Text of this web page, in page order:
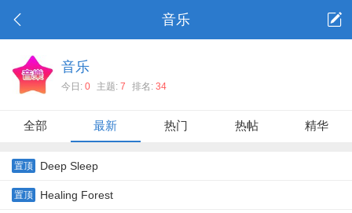
音乐
音乐
今日:0 主题:7 排名:34
全部 最新 热门 热帖 精华
置顶 Deep Sleep
置顶 Healing Forest